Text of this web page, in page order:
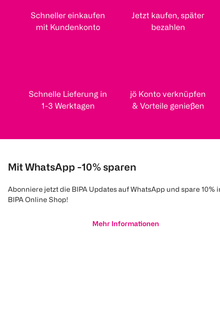
Schneller einkaufen
mit Kundenkonto
Jetzt kaufen, später
bezahlen
Schnelle Lieferung in
1-3 Werktagen
jö Konto verknüpfen
& Vorteile genießen
Mit WhatsApp -10% sparen
Abonniere jetzt die BIPA Updates auf WhatsApp und spare 10%
BIPA Online Shop!
Mehr Informationen